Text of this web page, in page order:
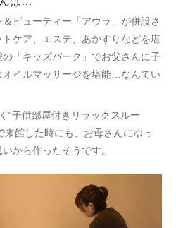
ビューティー「アウラ」が併設さ
ケア、エステ、あかすりなどを堪
「キッズパーク」でお父さんに子
イルマッサージを堪能…なんてい
“子供部屋付きリラックスルー
来館した時にも、お母さんにゆっ
から作ったそうです。